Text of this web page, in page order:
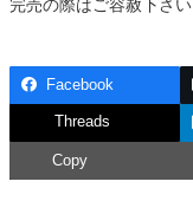
完売の際はご容赦下さい
Facebook
Threads
Copy